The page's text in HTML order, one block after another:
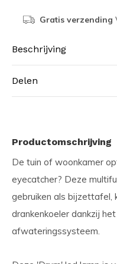
Gratis verzending
Beschrijving
Delen
Productomschrijving
De tuin of woonkamer
eyecatcher? Deze
gebruiken als bijzettafel,
drankenkoeler dankzij
afwateringssysteem.